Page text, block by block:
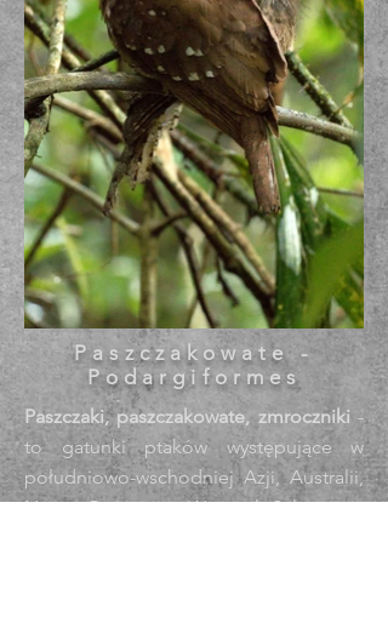
Paszczakowate -
Podargiformes
Paszczaki, paszczakowate, zmroczniki -
to gatunki ptaków występujące w
południowo-wschodniej Azji, Australii,
Nowej Gwinei i na Wyspach Salomona.